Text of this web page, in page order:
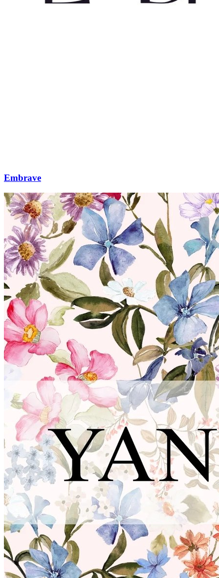
Embrave